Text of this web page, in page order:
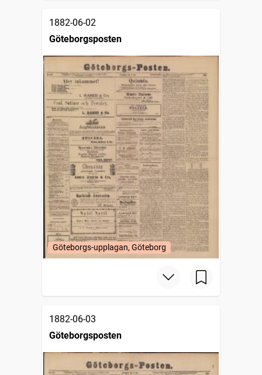
1882-06-02
Göteborgsposten
Göteborgs-upplagan, Göteborg
1882-06-03
Göteborgsposten